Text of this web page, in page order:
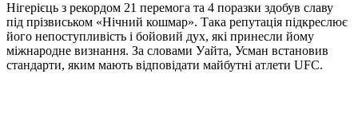
Нігерієць з рекордом 21 перемога та 4 поразки здобув славу
під прізвиськом «Нічний кошмар». Така репутація підкреслює
його непоступливість і бойовий дух, які принесли йому
міжнародне визнання. За словами Уайта, Усман встановив
стандарти, яким мають відповідати майбутні атлети UFC.